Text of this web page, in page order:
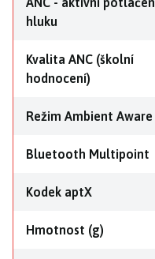
hluku
Kvalita ANC (školní
hodnocení)
Režim Ambient Aware
Bluetooth Multipoint
Kodek aptX
Hmotnost (g)